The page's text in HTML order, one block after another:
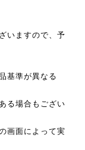
いますので、予
基準が異なる
る場合もござい
画面によって実